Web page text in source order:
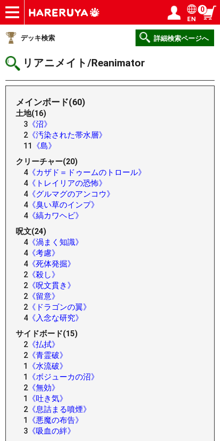
ショップ
買取
記事
デッキ検索
デッキ構築
選手一覧
店舗一覧
イベント
ヘルプ
お問い合わせ ログイン／会員登録
EN
0
デッキ検索 詳細検索ページへ
リアニメイト/Reanimator
メインボード(60)
土地(16)
3 《沼》
2 《汚染された帯水層》
11
《島》
クリーチャー(20)
4 《カザド＝ドゥームのトロール》
4 《トレイリアの恐怖》
4 《グルマグのアンコウ》
4 《臭い草のインプ》
4 《縞カワヘビ》
呪文(24)
4 《渦まく知識》
4 《考慮》
4 《死体発掘》
2 《殺し》
2 《呪文貫き》
2 《留意》
2 《ドラゴンの翼》
4 《入念な研究》
サイドボード(15)
2 《払拭》
2 《青霊破》
1
《水流破》
1
《ボジューカの沼》
2 《無効》
1
《吐き気》
2 《息詰まる噴煙》
1
《悪魔の布告》
3 《吸血の絆》